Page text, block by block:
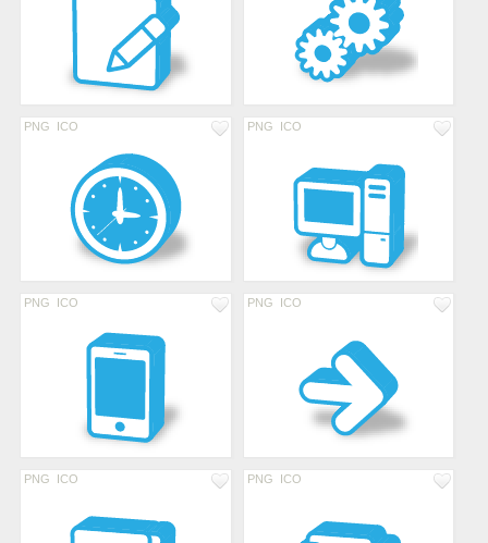
PNG ICO PNG ICO
PNG ICO PNG ICO
PNG ICO PNG ICO